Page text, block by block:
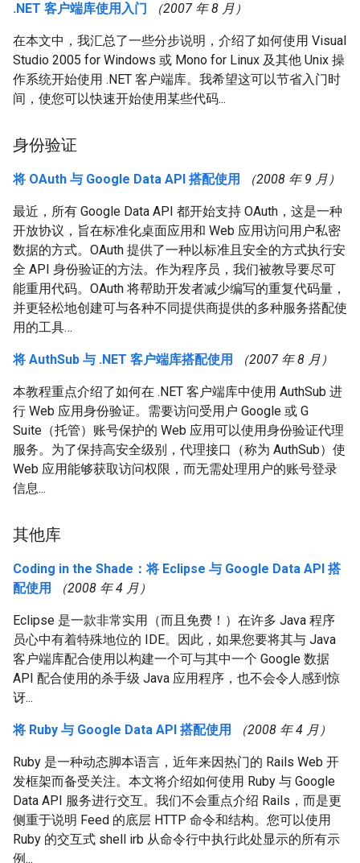
.NET 客户端库使用入门 （2007 年 8 月）
在本文中，我汇总了一些分步说明，介绍了如何使用 Visual
Studio 2005 for Windows 或 Mono for Linux 及其他 Unix 操
作系统开始使用 .NET 客户端库。我希望这可以节省入门时
间，使您可以快速开始使用某些代码...
身份验证
将 OAuth 与 Google Data API 搭配使用 （2008 年 9 月）
最近，所有 Google Data API 都开始支持 OAuth，这是一种
开放协议，旨在标准化桌面应用和 Web 应用访问用户私密
数据的方式。OAuth 提供了一种以标准且安全的方式执行安
全 API 身份验证的方法。作为程序员，我们被教导要尽可
能重用代码。OAuth 将帮助开发者减少编写的重复代码量，
并更轻松地创建可与各种不同提供商提供的多种服务搭配使
用的工具…
将 AuthSub 与 .NET 客户端库搭配使用 （2007 年 8 月）
本教程重点介绍了如何在 .NET 客户端库中使用 AuthSub 进
行 Web 应用身份验证。需要访问受用户 Google 或 G
Suite（托管）账号保护的 Web 应用可以使用身份验证代理
服务。为了保持高安全级别，代理接口（称为 AuthSub）使
Web 应用能够获取访问权限，而无需处理用户的账号登录
信息...
其他库
Coding in the Shade：将 Eclipse 与 Google Data API 搭
配使用
（2008 年 4 月）
Eclipse 是一款非常实用（而且免费！）在许多 Java 程序
员心中有着特殊地位的 IDE。因此，如果您要将其与 Java
客户端库配合使用以构建一个可与其中一个 Google 数据
API 配合使用的杀手级 Java 应用程序，也不会令人感到惊
讶...
将 Ruby 与 Google Data API 搭配使用 （2008 年 4 月）
Ruby 是一种动态脚本语言，近年来因热门的 Rails Web 开
发框架而备受关注。本文将介绍如何使用 Ruby 与 Google
Data API 服务进行交互。我们不会重点介绍 Rails，而是更
侧重于说明 Feed 的底层 HTTP 命令和结构。您可以使用
Ruby 的交互式 shell irb 从命令行中执行此处显示的所有示
例...